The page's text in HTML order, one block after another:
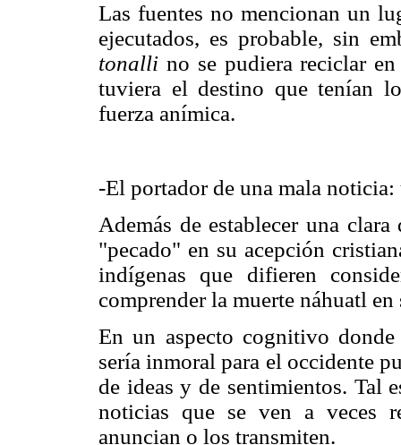
Las fuentes no mencionan un
ejecutados, es probable, sin
tonalli no se pudiera reciclar
tuviera el destino que tenían
fuerza anímica.
-El portador de una mala
Además de establecer una
"pecado" en su acepción
indígenas que difieren
comprender la muerte náhuatl
En un aspecto cognitivo
sería inmoral para el occidente
de ideas y de sentimientos. Tal
noticias que se ven a veces
anuncian o los transmiten.